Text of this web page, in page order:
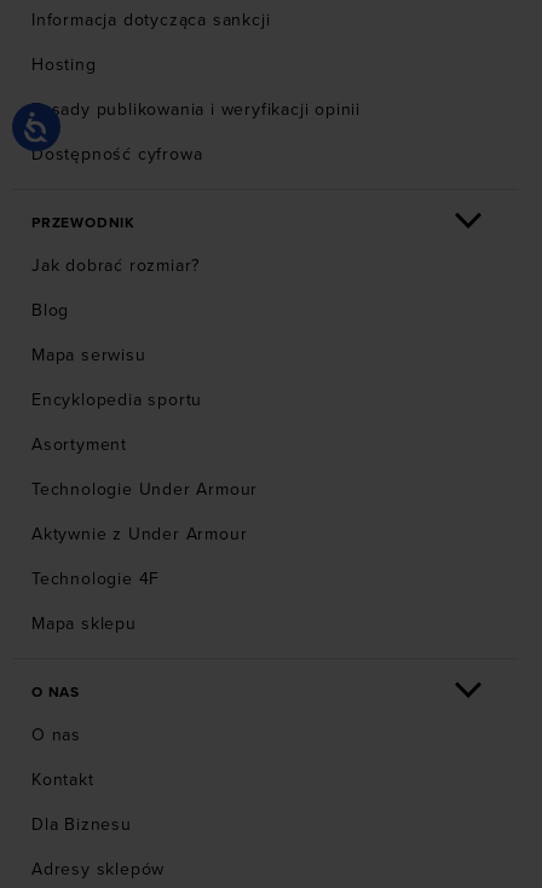
Informacja dotycząca sankcji
Hosting
Zasady publikowania i weryfikacji opinii
Dostępność cyfrowa
PRZEWODNIK
Jak dobrać rozmiar?
Blog
Mapa serwisu
Encyklopedia sportu
Asortyment
Technologie Under Armour
Aktywnie z Under Armour
Technologie 4F
Mapa sklepu
O NAS
O nas
Kontakt
Dla Biznesu
Adresy sklepów